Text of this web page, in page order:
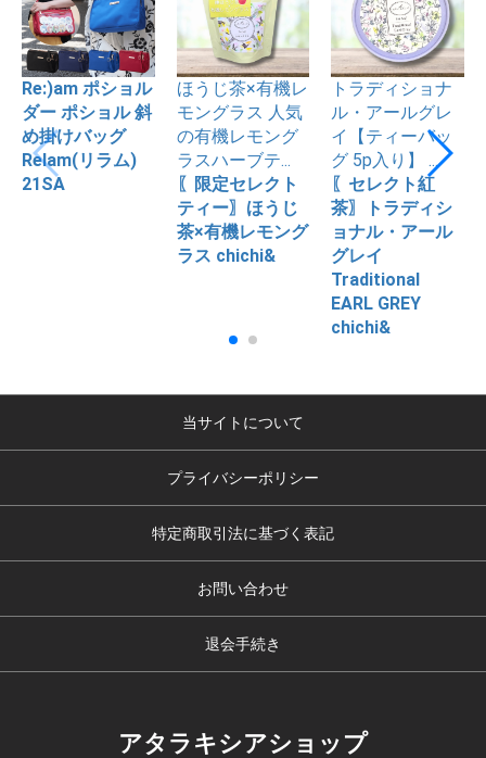
Re:)am ポショル
ダー ポショル 斜
め掛けバッグ
Relam(リラム)
21SA
ほうじ茶×有機レ
モングラス 人気
の有機レモング
ラスハーブテ...
〖限定セレクト
ティー〗ほうじ
茶×有機レモング
ラス chichi&
トラディショナ
ル・アールグレ
イ【ティーバッ
グ 5p入り】 ...
〖セレクト紅
茶〗トラディシ
ョナル・アール
グレイ
Traditional
EARL GREY
chichi&
当サイトについて
プライバシーポリシー
特定商取引法に基づく表記
お問い合わせ
退会手続き
アタラキシアショップ